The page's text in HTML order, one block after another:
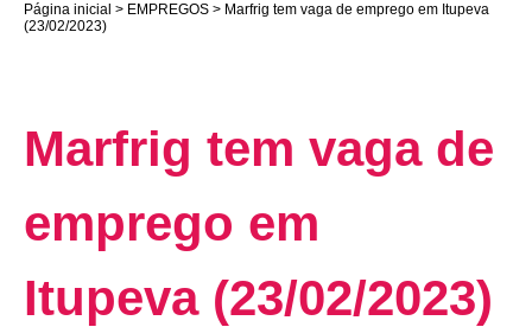
Página inicial EMPREGOS
Marfrig tem vaga de emprego em Itupeva
(23/02/2023)
Marfrig tem vaga de
emprego em
Itupeva (23/02/2023)